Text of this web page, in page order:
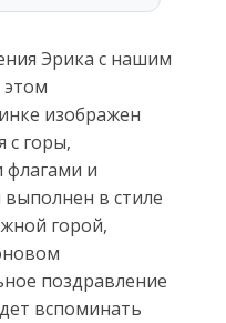
Эрика с нашим
изображен
с горы,
и
в стиле
горой,
поздравление
вспоминать